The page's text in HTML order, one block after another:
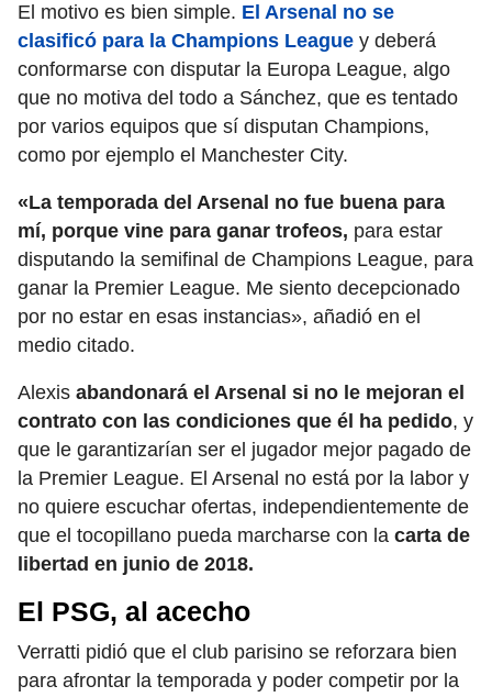
El motivo es bien simple. El Arsenal no se
clasificó para la Champions League y deberá
conformarse con disputar la Europa League, algo
que no motiva del todo a Sánchez, que es tentado
por varios equipos que sí disputan Champions,
como por ejemplo el Manchester City.
«La temporada del Arsenal no fue buena para
mí, porque vine para ganar trofeos, para estar
disputando la semifinal de Champions League, para
ganar la Premier League. Me siento decepcionado
por no estar en esas instancias», añadió en el
medio citado.
Alexis abandonará el Arsenal si no le mejoran el
contrato con las condiciones que él ha pedido, y
que le garantizarían ser el jugador mejor pagado de
la Premier League. El Arsenal no está por la labor y
no quiere escuchar ofertas, independientemente de
que el tocopillano pueda marcharse con la carta de
libertad en junio de 2018.
El PSG, al acecho
Verratti pidió que el club parisino se reforzara bien
para afrontar la temporada y poder competir por la